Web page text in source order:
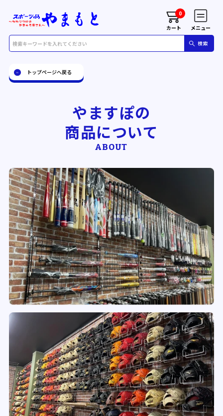
0
カート
メニュー
トップページへ戻る
やますぽの
商品について
ABOUT